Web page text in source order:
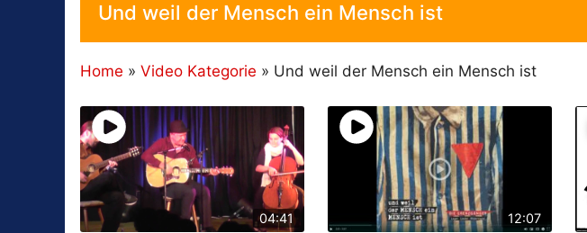
Und weil der Mensch ein Mensch ist
Home » Video Kategorie » Und weil der Mensch ein Mensch ist
04:41 12:07